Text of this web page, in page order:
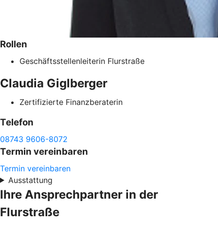
Rollen
Geschäftsstellenleiterin Flurstraße
Claudia Giglberger
Zertifizierte Finanzberaterin
Telefon
08743 9606-8072
Termin vereinbaren
Termin vereinbaren
Ausstattung
Ihre Ansprechpartner in der
Flurstraße